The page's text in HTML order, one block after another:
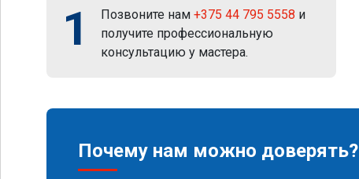
1 Позвоните нам +375 44 795 5558 и
получите профессиональную
консультацию у мастера.
Почему нам можно доверять?